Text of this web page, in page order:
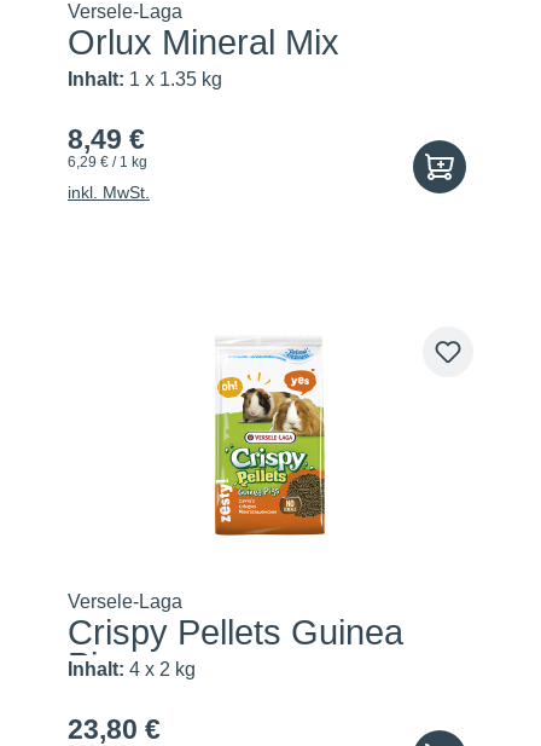
Versele-Laga
Orlux Mineral Mix
Inhalt: 1 x 1.35 kg
8,49 €
6,29 € / 1 kg
inkl. MwSt.
Versele-Laga
Crispy Pellets Guinea
Pigs
Inhalt: 4 x 2 kg
23,80 €